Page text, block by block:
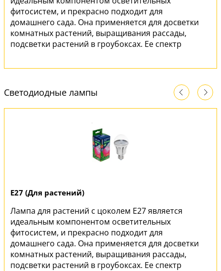
фитосистем, и прекрасно подходит для
домашнего сада. Она применяется для досветки
комнатных растений, выращивания рассады,
подсветки растений в гроубоксах. Ее спектр
синего излучения, универсален при
взрослых, что делает эту лампу максимально
эффективной.
Светодиодные лампы
E27 (Для растений)
Лампа для растений с цоколем E27 является
идеальным компонентом осветительных
фитосистем, и прекрасно подходит для
домашнего сада. Она применяется для досветки
комнатных растений, выращивания рассады,
подсветки растений в гроубоксах. Ее спектр